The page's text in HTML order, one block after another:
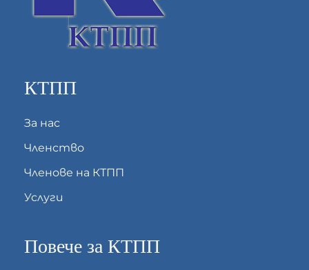
КТПП
За нас
Членство
Членове на КТПП
Услуги
Повече за КТПП